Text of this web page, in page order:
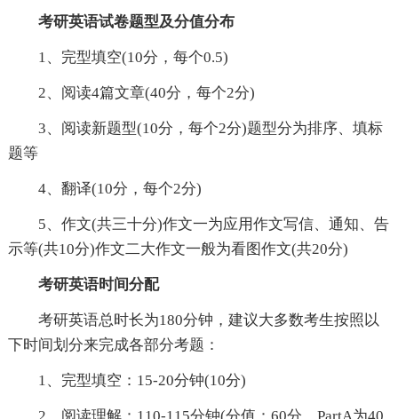
考研英语试卷题型及分值分布
1、完型填空(10分，每个0.5)
2、阅读4篇文章(40分，每个2分)
3、阅读新题型(10分，每个2分)题型分为排序、填标
题等
4、翻译(10分，每个2分)
5、作文(共三十分)作文一为应用作文写信、通知、告
示等(共10分)作文二大作文一般为看图作文(共20分)
考研英语时间分配
考研英语总时长为180分钟，建议大多数考生按照以
下时间划分来完成各部分考题：
1、完型填空：15-20分钟(10分)
2、阅读理解：110-115分钟(分值：60分，PartA为40